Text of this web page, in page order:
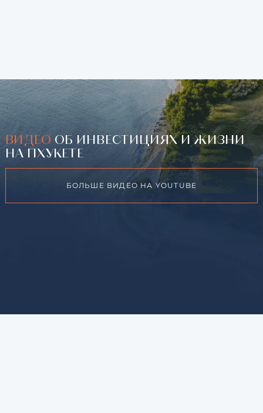
ВИДЕО ОБ ИНВЕСТИЦИЯХ И ЖИЗНИ
НА ПХУКЕТЕ
БОЛЬШЕ ВИДЕО НА YOUTUBE